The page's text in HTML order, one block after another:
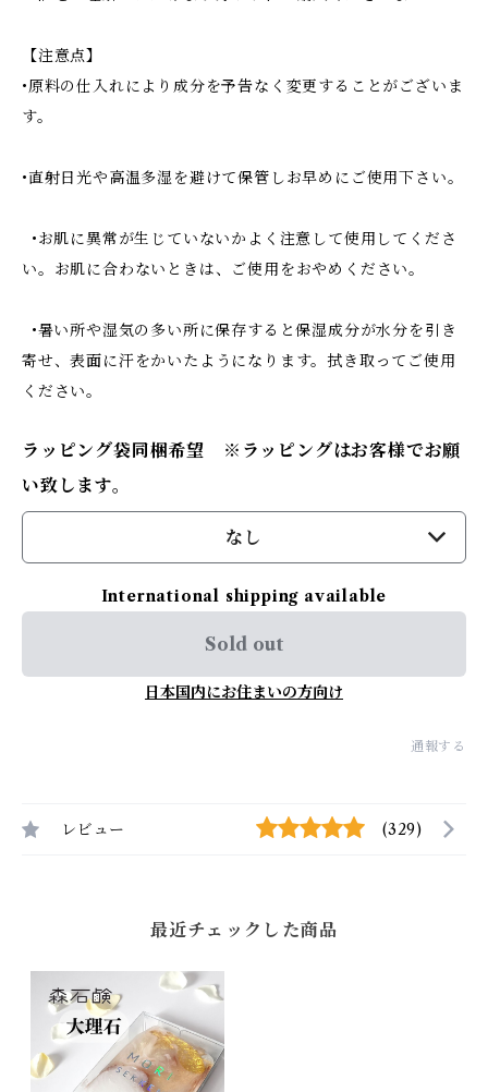
【注意点】
•原料の仕入れにより成分を予告なく変更することがございま
す。
•直射日光や高温多湿を避けて保管しお早めにご使用下さい。
•お肌に異常が生じていないかよく注意して使用してくださ
い。お肌に合わないときは、ご使用をおやめください。
•暑い所や湿気の多い所に保存すると保湿成分が水分を引き
寄せ、表面に汗をかいたようになります。拭き取ってご使用
ください。
ラッピング袋同梱希望 ※ラッピングはお客様でお願
い致します。
なし
International shipping available
Sold out
日本国内にお住まいの方向け
通報する
レビュー (329)
最近チェックした商品